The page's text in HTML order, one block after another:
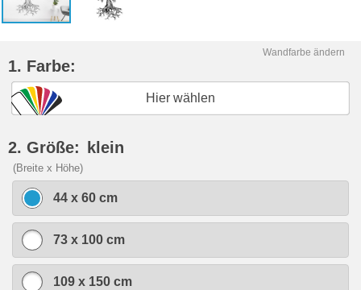
Wandfarbe ändern
1. Farbe:
Hier wählen
2. Größe: klein
(Breite x Höhe)
44 x 60 cm
73 x 100 cm
109 x 150 cm